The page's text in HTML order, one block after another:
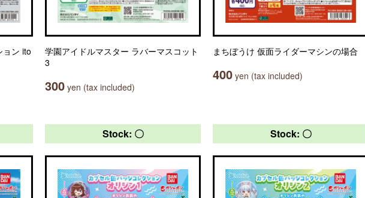
ョン ito
学園アイドルマスター ラバーマスコット
3
300 yen (tax included)
まちぼうけ 仮面ライダーマシンの場合
400 yen (tax included)
Stock: 〇 Stock: 〇